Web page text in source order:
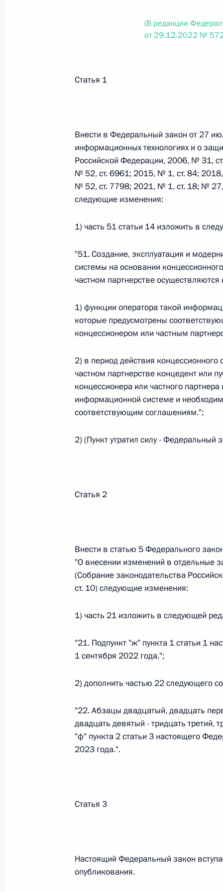
Федеральный закон от
26 июля 2026 года
О внесении изменений в Трудовой
26 июля 2026 года
Федеральный закон от
О внесении изменений в Федеральный
Федеральный закон от
О внесении изменения в статью 2
и добровольчестве (волонтерстве)»
Федеральный закон от
О внесении изменений в Уголовный
процессуального кодекса Российской
26 июля 2026 года
и признании утратившим силу пункта 1
Федеральный закон от
О внесении изменения в статью 10
Федеральный закон от
О ратификации Соглашения между
по вопросам внутренних дел и миграции
Федеральный закон от
26 июля 2026 года
(В редакции
от 29.12.2022 №
Статья 1
Внести в Федеральный закон от 27
информационных технологиях и о
Российской Федерации, 2006, № 31,
№ 52, ст. 6961; 2015, № 1, ст. 84;
№ 52, ст. 7798; 2021, № 1, ст. 18; № 27,
следующие изменения:
1) часть 51 статьи 14 изложить в
"51. Создание, эксплуатация и
системы на основании
частном партнерстве
1) функции оператора такой
которые предусмотрены
концессионером или частным
2) в период действия
частном партнерстве концедент или
концессионера или частного
информационной системе и
соответствующим соглашениям.";
2) (Пункт утратил силу -
Статья 2
Внести в статью 5 Федерального
"О внесении изменений в отдельные
(Собрание законодательства
ст. 10) следующие изменения:
1) часть 21 изложить в следующей
"21. Подпункт "ж" пункта 1 статьи 1
1 сентября 2022 года.";
2) дополнить частью 22 следующего
"22. Абзацы двадцатый, двадцать
двадцать девятый - тридцать третий,
"ф" пункта 2 статьи 3 настоящего
2023 года.".
Статья 3
Настоящий Федеральный закон
опубликования.